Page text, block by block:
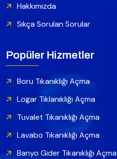
Hakkımızda
Sıkça Sorulan Sorular
Popüler Hizmetler
Boru Tıkanıklığı Açma
Logar Tıklanıklığı Açma
Tuvalet Tıkanıklığı Açma
Lavabo Tıkanıklığı Açma
Banyo Gider Tıkanıklığı Açma